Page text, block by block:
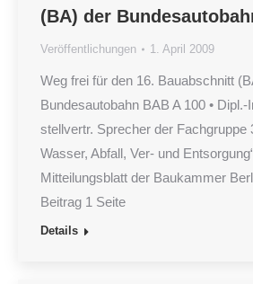
(BA) der
Veröffentlichungen 1. April 2009
Weg frei für den 16. Bauabschnitt
Bundesautobahn BAB A 100 •
stellvertr. Sprecher der Fachgruppe
Wasser, Abfall, Ver- und
Mitteilungsblatt der Baukammer
Beitrag 1 Seite
Details